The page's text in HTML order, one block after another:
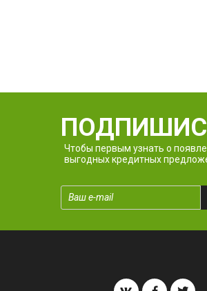
Чтобы первым узнать о
выгодных кредитных